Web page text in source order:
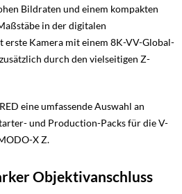
Bildraten und einem kompakten
in der digitalen
Kamera mit einem 8K-VV-Global-
durch den vielseitigen Z-
eine umfassende Auswahl an
und Production-Packs für die V-
X Z.
Objektivanschluss